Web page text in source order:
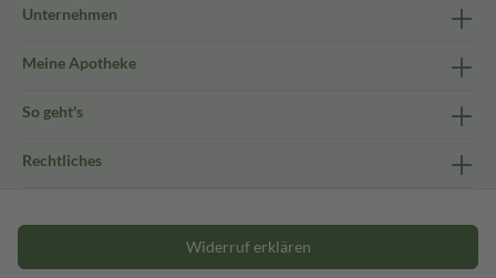
Unternehmen
Meine Apotheke
So geht's
Rechtliches
Widerruf erklären